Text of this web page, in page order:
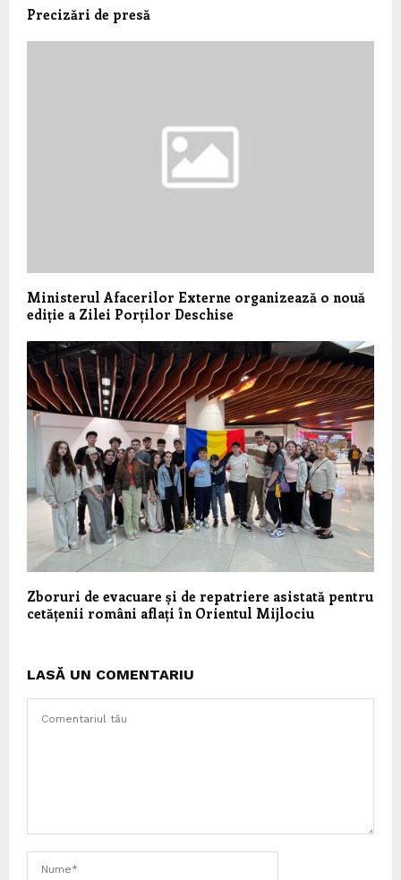
Precizări de presă
Ministerul Afacerilor Externe organizează o nouă
ediție a Zilei Porților Deschise
Zboruri de evacuare și de repatriere asistată pentru
cetățenii români aflați în Orientul Mijlociu
LASĂ UN COMENTARIU